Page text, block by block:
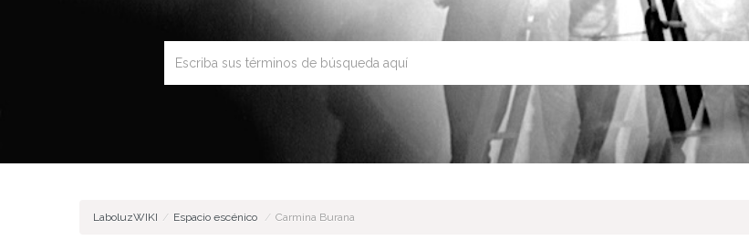
LaboluzWIKI / Espacio escénico / Carmina Burana